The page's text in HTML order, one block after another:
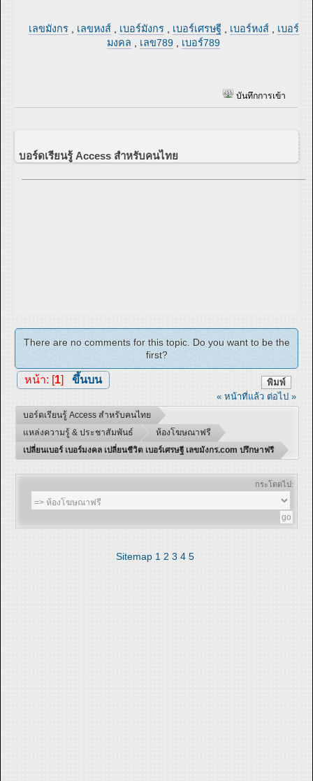
เลขมังกร, เลขหงส์, เบอร์มังกร, เบอร์เศรษฐี , เบอร์หงส์, เบอร์
มงคล , เลข789 , เบอร์789
บันทึกการเข้า
บอร์ดเรียนรู้ Access สำหรับคนไทย
There are no comments for this topic. Do you want to be the
first?
พิมพ์
หน้า: [1] ขึ้นบน
« หน้าที่แล้ว ต่อไป »
บอร์ดเรียนรู้ Access สำหรับคนไทย
แหล่งความรู้ & ประชาสัมพันธ์
ห้องโฆษณาฟรี
เปลี่ยนเบอร์ เบอร์มงคล เปลี่ยนชีวิต เบอร์เศรษฐี เลขมังกร.com ปรึกษาฟรี
กระโดดไป:
Sitemap 1 2 3 4 5